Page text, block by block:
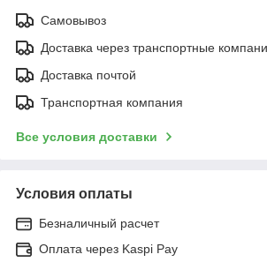
Самовывоз
Доставка через транспортные
Доставка почтой
Транспортная компания
Все условия доставки
Условия оплаты
Безналичный расчет
Оплата через Kaspi Pay